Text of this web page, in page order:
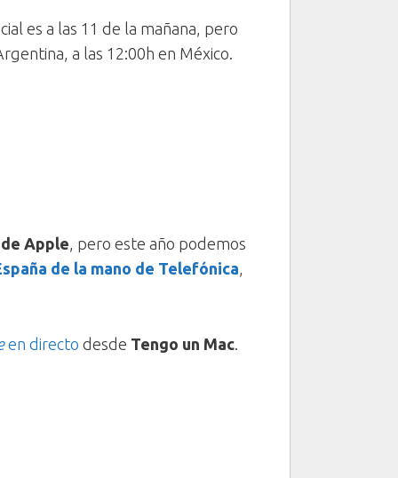
es a las 11 de la mañana, pero
a las 12:00h en México.
Apple , pero este año podemos
de la mano de Telefónica
en directo desde Tengo un Mac